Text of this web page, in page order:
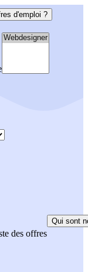
d'emploi ?
des offres
Qui sont